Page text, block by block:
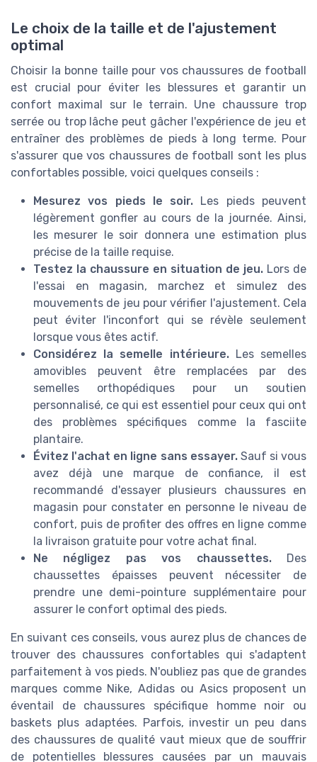
Le choix de la taille et de l'ajustement
optimal
Choisir la bonne taille pour vos chaussures de football
est crucial pour éviter les blessures et garantir un
confort maximal sur le terrain. Une chaussure trop
serrée ou trop lâche peut gâcher l'expérience de jeu et
entraîner des problèmes de pieds à long terme. Pour
s'assurer que vos chaussures de football sont les plus
confortables possible, voici quelques conseils :
Mesurez vos pieds le soir. Les pieds peuvent
légèrement gonfler au cours de la journée. Ainsi,
les mesurer le soir donnera une estimation plus
précise de la taille requise.
Testez la chaussure en situation de jeu. Lors de
l'essai en magasin, marchez et simulez des
mouvements de jeu pour vérifier l'ajustement. Cela
peut éviter l'inconfort qui se révèle seulement
lorsque vous êtes actif.
Considérez la semelle intérieure. Les semelles
amovibles peuvent être remplacées par des
semelles orthopédiques pour un soutien
personnalisé, ce qui est essentiel pour ceux qui ont
des problèmes spécifiques comme la fasciite
plantaire.
Évitez l'achat en ligne sans essayer. Sauf si vous
avez déjà une marque de confiance, il est
recommandé d'essayer plusieurs chaussures en
magasin pour constater en personne le niveau de
confort, puis de profiter des offres en ligne comme
la livraison gratuite pour votre achat final.
Ne négligez pas vos chaussettes. Des
chaussettes épaisses peuvent nécessiter de
prendre une demi-pointure supplémentaire pour
assurer le confort optimal des pieds.
En suivant ces conseils, vous aurez plus de chances de
trouver des chaussures confortables qui s'adaptent
parfaitement à vos pieds. N'oubliez pas que de grandes
marques comme Nike, Adidas ou Asics proposent un
éventail de chaussures spécifique homme noir ou
baskets plus adaptées. Parfois, investir un peu dans
des chaussures de qualité vaut mieux que de souffrir
de potentielles blessures causées par un mauvais